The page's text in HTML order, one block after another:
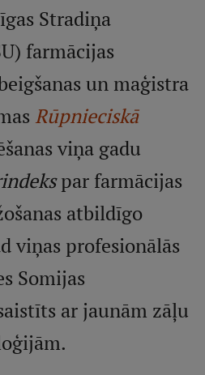
projects
accessibility
Goals
Stradiņa
farmācijas
un maģistra
Rūpnieciskā
viņa gadu
par farmācijas
atbildīgo
viņas profesionālās
Somijas
ar jaunām zāļu